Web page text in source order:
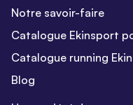
Notre savoir-faire
Catalogue Ekinsport
Catalogue running
Blog